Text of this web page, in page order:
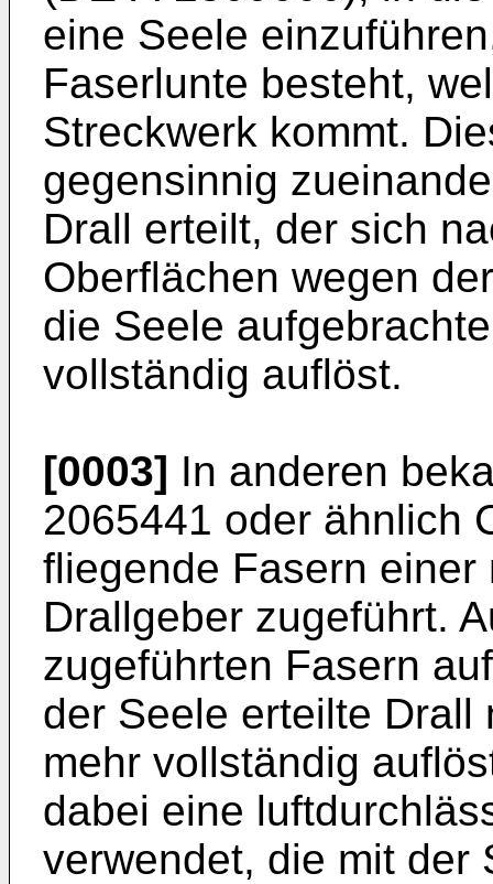
eine Seele
Faserlunte besteht,
Streckwerk kommt.
gegensinnig
Drall erteilt, der sich
Oberflächen wegen
die Seele
vollständig auflöst.
[0003] In anderen
2065441 oder ähnlich
fliegende Fasern
Drallgeber zugeführt.
zugeführten Fasern
der Seele erteilte Drall
mehr vollständig
dabei eine
verwendet, die mit der